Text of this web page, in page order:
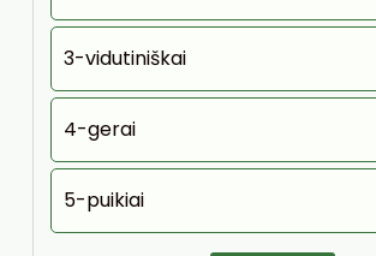
3-vidutiniškai
4-gerai
5-puikiai